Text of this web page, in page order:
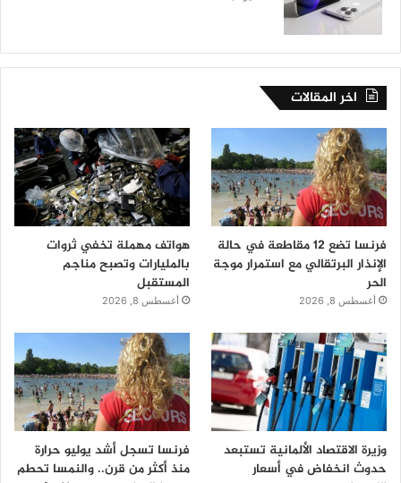
اخر المقالات
فرنسا تضع 12 مقاطعة في حالة
الإنذار البرتقالي مع استمرار موجة
الحر
أغسطس 8, 2026
هواتف مهملة تخفي ثروات
بالمليارات وتصبح مناجم
المستقبل
أغسطس 8, 2026
وزيرة الاقتصاد الألمانية تستبعد
حدوث انخفاض في أسعار
فرنسا تسجل أشد يوليو حرارة
منذ أكثر من قرن.. والنمسا تحطم